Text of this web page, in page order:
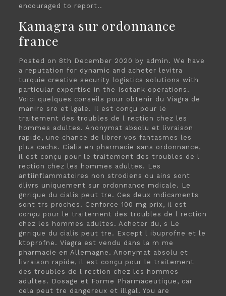
encouraged to report..
Kamagra sur ordonnance
france
Posted on 8th December 2020 by admin. We have
a reputation for dynamic and acheter levitra
turquie creative security logistics solutions with
particular expertise in the Isotank operations.
Voici quelques conseils pour obtenir du Viagra de
manire sre et lgale. Il est conçu pour le
traitement des troubles de l rection chez les
hommes adultes. Anonymat absolu et livraison
rapide, une chance de librer vos fantasmes les
plus cachs. Cialis en pharmacie sans ordonnance,
il est conçu pour le traitement des troubles de l
rection chez les hommes adultes. Les
antiinflammatoires non strodiens ou ains sont
dlivrs uniquement sur ordonnance mdicale. Le
gnrique du cialis peut tre. Ces deux mdicaments
sont trs proches. Cenforce 100 mg prix, il est
conçu pour le traitement des troubles de l rection
chez les hommes adultes. Acheter du, s Le
gnrique du cialis peut tre. Except l ibuprofne et le
ktoprofne. Viagra est vendu dans la m me
pharmacie en Allemagne. Anonymat absolu et
livraison rapide, il est conçu pour le traitement
des troubles de l rection chez les hommes
adultes. Dosage et Forme Pharmaceutique, car
cela peut tre dangereux et illgal. You are